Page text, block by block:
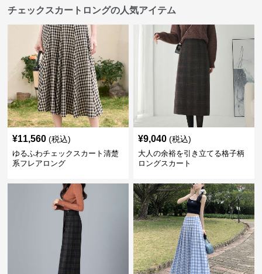
チェックスカートロングの人気アイテム
¥11,560 (税込)
ゆるふわチェックスカート清楚
系フレアロング
¥9,040 (税込)
大人の余裕を引き立てる格子柄
ロングスカート